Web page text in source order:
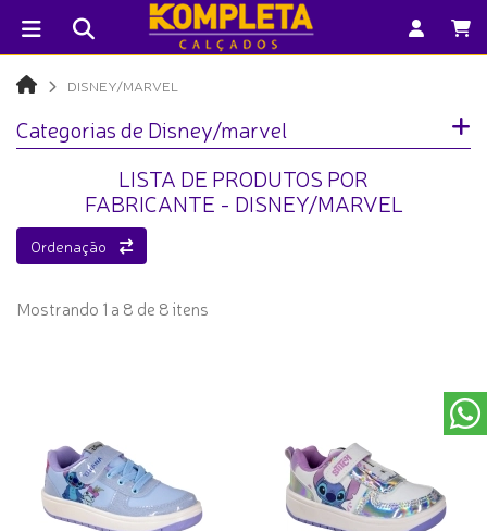
DISNEY/MARVEL
Categorias de Disney/marvel
LISTA DE PRODUTOS POR
FABRICANTE - DISNEY/MARVEL
Ordenação
Mostrando 1 a 8 de 8 itens